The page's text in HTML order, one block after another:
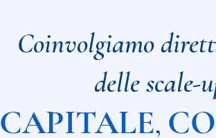
Coinvolgiamo
delle scale-
CAPITALE,